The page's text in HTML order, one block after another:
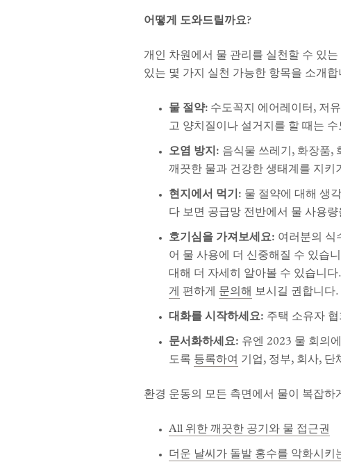
어떻게 도와드릴까요?
개인 차원에서 물 관리를 실천할 수 있
있는 몇 가지 실천 가능한 항목을 소개합
물 절약: 수도꼭지 에어레이터, 저
고 양치질이나 설거지를 할 때는
오염 방지: 음식물 쓰레기, 화장품,
깨끗한 물과 건강한 생태계를 지키
현지에서 먹기: 물 절약에 대해 생
다 보면 공급망 전반에서 물 사용
호기심을 가져보세요: 여러분의 식
어 물 사용에 더 신중해질 수 있습
대해 더 자세히 알아볼 수 있습니
게
편하게 문의해 보시길 권합니다.
대화를 시작하세요: 주택 소유자
문서화하세요: 유엔 2023 물 회의
도록 등록하여 기업, 정부, 회사, 단
환경 운동의 모든 측면에서 물이 복잡
All 위한 깨끗한 공기와 물 접근권
더운 날씨가 돌발 홍수를 악화시키